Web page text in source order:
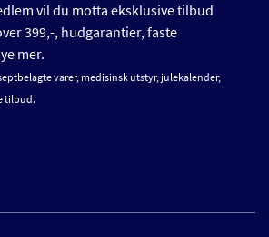
vil du motta eksklusive tilbud
399,-, hudgarantier, faste
mer.
varer, medisinsk utstyr, julekalender,
tilbud.